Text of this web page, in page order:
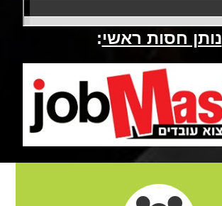
נותן חסות ראשי: